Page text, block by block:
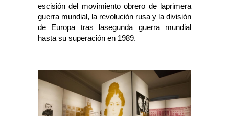
escisión del movimiento obrero de laprimera
guerra mundial, la revolución rusa y la división
de Europa tras lasegunda guerra mundial
hasta su superación en 1989.